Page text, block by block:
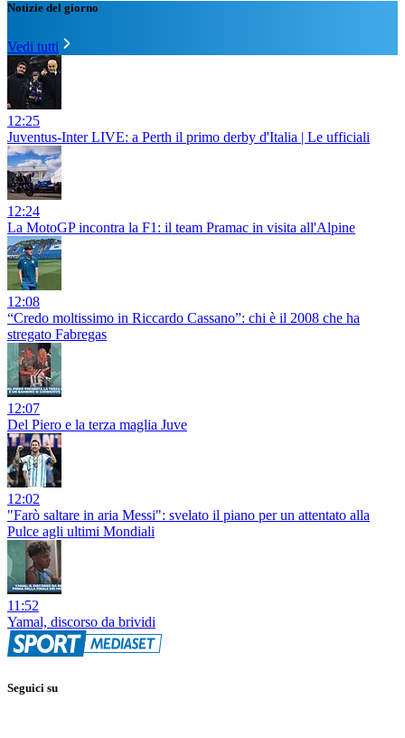
Notizie del giorno
Vedi tutti
12:25
Juventus-Inter LIVE: a Perth il primo derby d'Italia | Le ufficiali
12:24
La MotoGP incontra la F1: il team Pramac in visita all'Alpine
12:08
“Credo moltissimo in Riccardo Cassano”: chi è il 2008 che ha
stregato Fabregas
12:07
Del Piero e la terza maglia Juve
12:02
"Farò saltare in aria Messi": svelato il piano per un attentato alla
Pulce agli ultimi Mondiali
11:52
Yamal, discorso da brividi
Seguici su